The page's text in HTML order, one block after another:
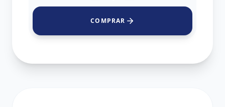
COMPRAR